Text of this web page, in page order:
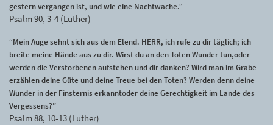
gestern vergangen ist, und wie eine Nachtwache.”
Psalm 90, 3-4 (Luther)
“Mein Auge sehnt sich aus dem Elend. HERR, ich rufe zu dir täglich; ich
breite meine Hände aus zu dir. Wirst du an den Toten Wunder tun,oder
werden die Verstorbenen aufstehen und dir danken? Wird man im Grabe
erzählen deine Güte und deine Treue bei den Toten? Werden denn deine
Wunder in der Finsternis erkanntoder deine Gerechtigkeit im Lande des
Vergessens?”
Psalm 88, 10-13 (Luther)